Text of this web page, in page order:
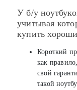
У б/у
учитывая
купить
Короткий
как
свой
такой